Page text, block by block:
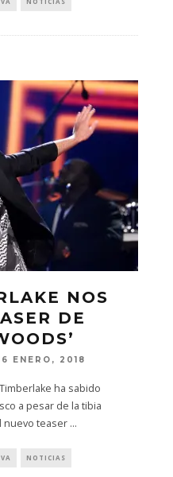
NOS
DE
ENERO, 2018
ha sabido
a pesar de la tibia
nuevo teaser ...
NOTICIAS